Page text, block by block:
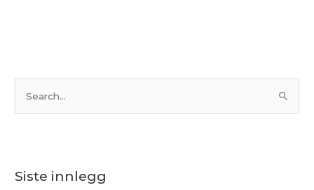
ø
t
Siste innlegg